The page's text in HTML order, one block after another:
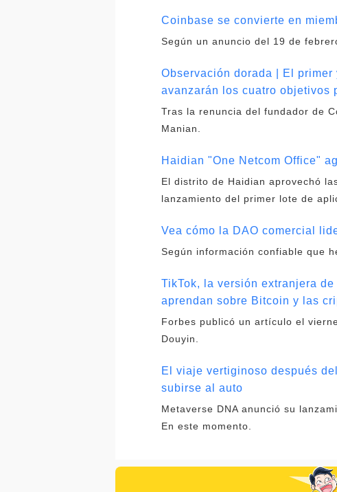
Coinbase se convierte en
Según un anuncio del 19 de
Observación dorada | El
avanzarán los cuatro objetivos
Tras la renuncia del fundador de
Manian.
Haidian "One Netcom Office"
El distrito de Haidian aprovechó
lanzamiento del primer lote de
Vea cómo la DAO comercial
Según información confiable que
TikTok, la versión extranjera
aprendan sobre Bitcoin y las
Forbes publicó un artículo el
Douyin.
El viaje vertiginoso después
subirse al auto
Metaverse DNA anunció su
En este momento.